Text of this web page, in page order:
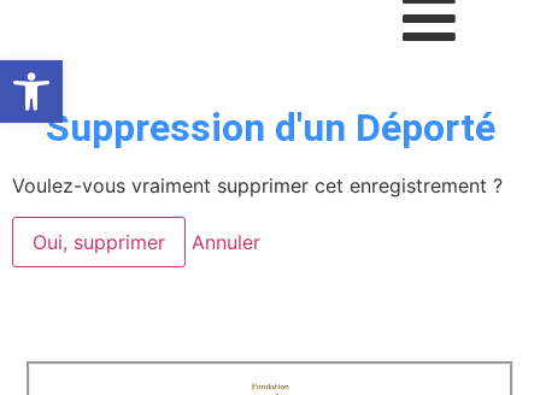
Ouvrir la barre d’outils
Suppression d'un Déporté
Voulez-vous vraiment supprimer cet enregistrement ?
Oui, supprimer Annuler